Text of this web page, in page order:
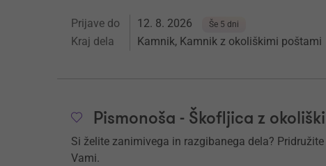
Prijave do 12. 8. 2026 Še 5 dni
Kraj dela Kamnik, Kamnik z okoliškimi poštami
Pismonoša - Škofljica z
Si želite zanimivega in razgibanega dela?
Vami.